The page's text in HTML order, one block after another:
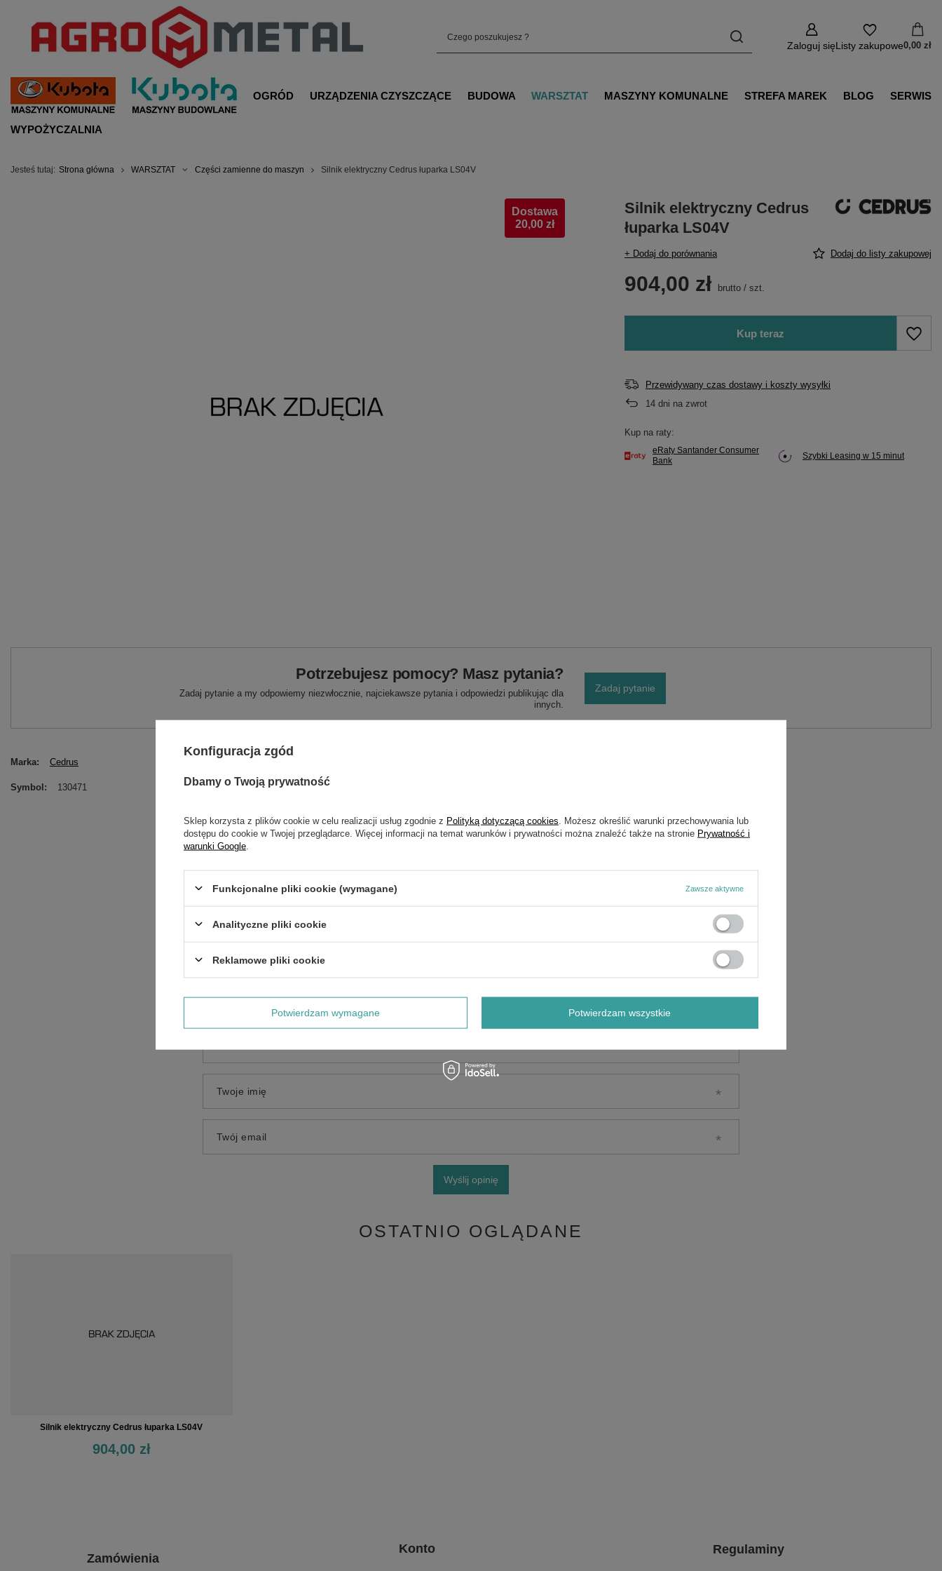
Zaloguj sięListy zakupowe0,00 zł
OGRÓD URZĄDZENIA CZYSZCZĄCE BUDOWA WARSZTAT MASZYNY KOMUNALNE STREFA MAREK BLOG SERWIS
WYPOŻYCZALNIA
Jesteś tutaj: Strona główna WARSZTAT Części zamienne do maszyn Silnik elektryczny Cedrus łuparka LS04V
Dostawa
20,00 zł
Silnik elektryczny Cedrus
łuparka LS04V
+ Dodaj do porównania Dodaj do listy zakupowej
904,00 zł brutto /szt.
Kup teraz
Przewidywany czas dostawy i koszty wysyłki
14 dni na zwrot
Kup na raty:
eRaty Santander Consumer
Bank
Szybki Leasing w 15 minut
Potrzebujesz pomocy? Masz pytania?
Zadaj pytanie a my odpowiemy niezwłocznie, najciekawsze pytania i odpowiedzi publikując dla
innych.
Zadaj pytanie
Marka Cedrus
Symbol 130471
Twoje imię
Twój email
Wyślij opinię
OSTATNIO OGLĄDANE
Silnik elektryczny Cedrus łuparka LS04V
904,00 zł
Zamówienia
Konto Regulaminy
Konfiguracja zgód
Dbamy o Twoją prywatność
Sklep korzysta z plików cookie w celu realizacji usług zgodnie z Polityką dotyczącą cookies . Możesz określić warunki przechowywania lub
dostępu do cookie w Twojej przeglądarce. Więcej informacji na temat warunków i prywatności można znaleźć także na stronie Prywatność i
warunki Google
Funkcjonalne pliki cookie (wymagane) Zawsze aktywne
Analityczne pliki cookie
Reklamowe pliki cookie
Potwierdzam wymagane Potwierdzam wszystkie